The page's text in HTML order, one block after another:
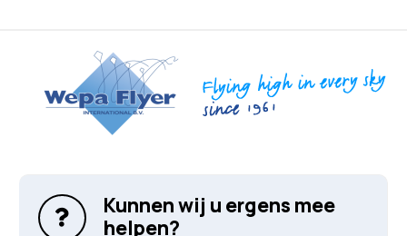
Kunnen wij u ergens mee
helpen?